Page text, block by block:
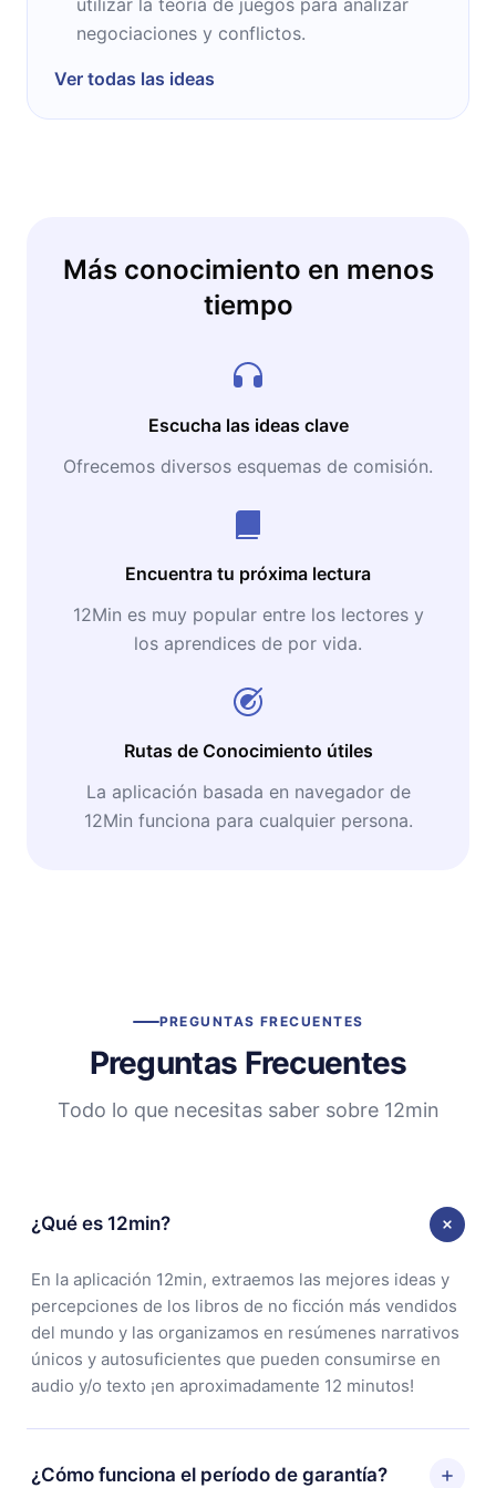
negociaciones y conflictos.
Ver todas las ideas
Más conocimiento en menos
tiempo
Escucha las ideas clave
Ofrecemos diversos esquemas de comisión.
Encuentra tu próxima lectura
12Min es muy popular entre los lectores y
los aprendices de por vida.
Rutas de Conocimiento útiles
La aplicación basada en navegador de
12Min funciona para cualquier persona.
PREGUNTAS FRECUENTES
Preguntas Frecuentes
Todo lo que necesitas saber sobre 12min
¿Qué es 12min?
En la aplicación 12min, extraemos las mejores ideas y
percepciones de los libros de no ficción más vendidos
del mundo y las organizamos en resúmenes narrativos
únicos y autosuficientes que pueden consumirse en
audio y/o texto ¡en aproximadamente 12 minutos!
¿Cómo funciona el período de garantía?